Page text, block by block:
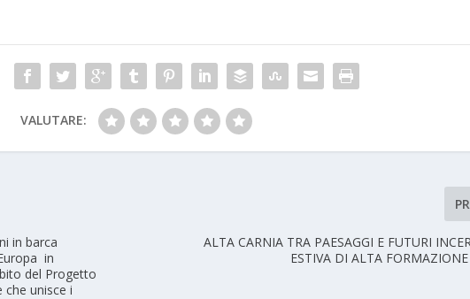
VALUTARE:
in barca
in
del Progetto
che unisce i
ALTA CARNIA TRA PAESAGGI E FUTURI
ESTIVA DI ALTA